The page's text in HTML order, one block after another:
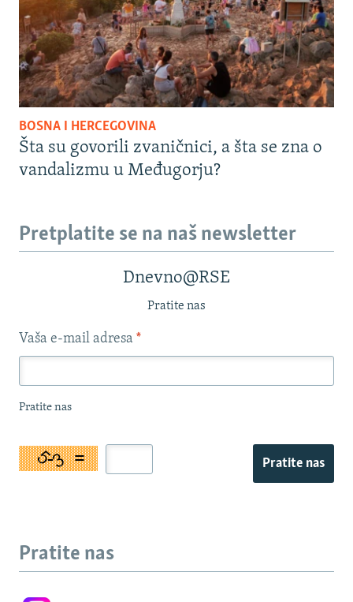
BOSNA I HERCEGOVINA
Šta su govorili zvaničnici, a šta se zna o
vandalizmu u Međugorju?
Pretplatite se na naš newsletter
Dnevno@RSE
Pratite nas
Vaša e-mail adresa *
Pratite nas
Pratite nas
Pratite nas